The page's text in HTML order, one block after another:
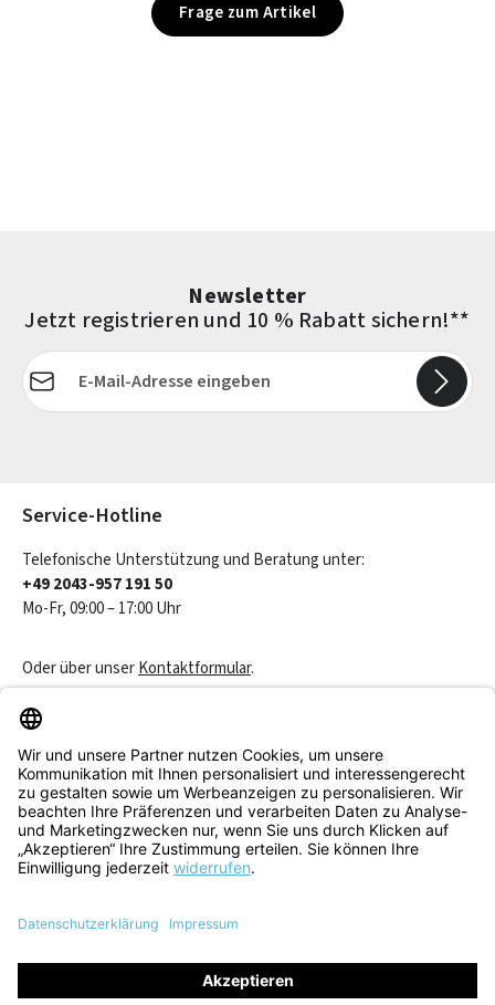
Frage zum Artikel
Newsletter
Jetzt registrieren und 10 % Rabatt sichern!**
E-Mail-Adresse*
Service-Hotline
Telefonische Unterstützung und Beratung unter:
+49 2043-957 191 50
Mo-Fr, 09:00 – 17:00 Uhr
Oder über unserKontaktformular.
Service & Beratung
Informationen